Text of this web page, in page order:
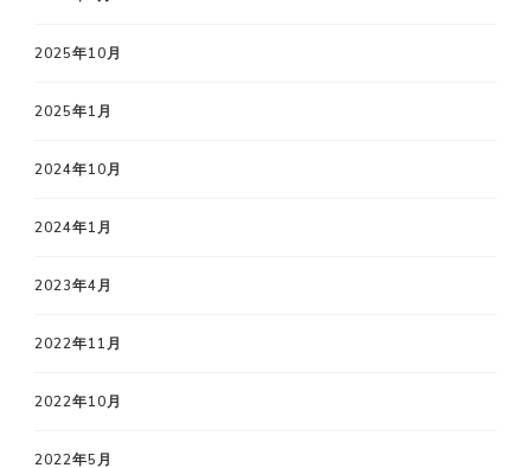
2025年10月
2025年1月
2024年10月
2024年1月
2023年4月
2022年11月
2022年10月
2022年5月